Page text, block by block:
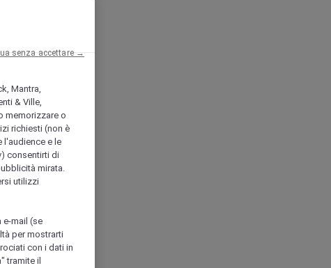
Mantra,
& Ville,
memorizzare o
richiesti (non è
l'audience e le
consentirti di
mirata.
utilizzi
e-mail (se
per mostrarti
con i dati in
tramite il
senza accettare →